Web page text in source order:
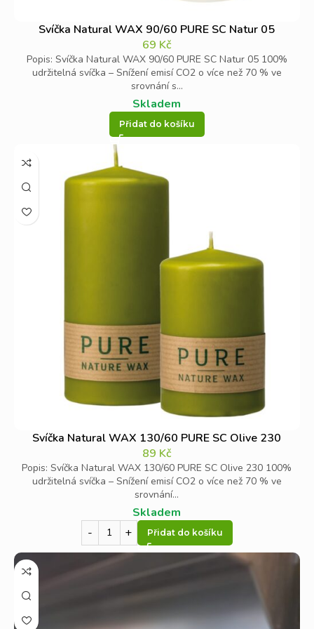
Svíčka Natural WAX 90/60 PURE SC Natur 05
69 Kč
Popis: Svíčka Natural WAX 90/60 PURE SC Natur 05 100%
udržitelná svíčka – Snížení emisí CO2 o více než 70 % ve
srovnání s...
Skladem
Přidat do košíku
Svíčka Natural WAX 130/60 PURE SC Olive 230
89 Kč
Popis: Svíčka Natural WAX 130/60 PURE SC Olive 230 100%
udržitelná svíčka – Snížení emisí CO2 o více než 70 % ve
srovnání...
Skladem
Přidat do košíku